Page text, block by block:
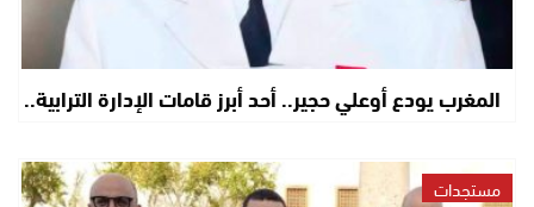
المغرب يودع أوعلي حجير.. أحد أبرز قامات الإدارة الترابية..
مستجدات